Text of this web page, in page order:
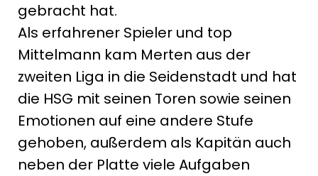
gebracht hat.
Als erfahrener Spieler und top
Mittelmann kam Merten aus der
zweiten Liga in die Seidenstadt und hat
die HSG mit seinen Toren sowie seinen
Emotionen auf eine andere Stufe
gehoben, außerdem als Kapitän auch
neben der Platte viele Aufgaben